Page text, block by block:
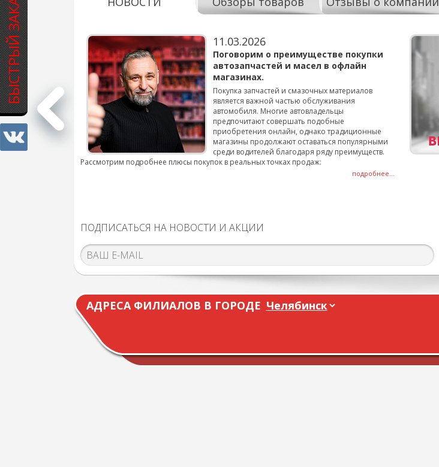
БЫСТРЫЙ ЗАКАЗдля
смены шин на
подробнее...
11.03.2026
Поговорим о преимуществе покупки
автозапчастей и масел в офлайн
магазинах.
Покупка запчастей и смазочных материалов
является важной частью обслуживания
автомобиля. Многие автовладельцы
предпочитают совершать подобные
приобретения онлайн, однако традиционные
магазины продолжают оставаться популярными
среди водителей благодаря ряду преимуществ.
Рассмотрим подробнее плюсы покупок в реальных точках продаж:
подробнее...
ПОДПИСАТЬСЯ НА НОВОСТИ И АКЦИИ
АДРЕСА ФИЛИАЛОВ В ГОРОДЕ